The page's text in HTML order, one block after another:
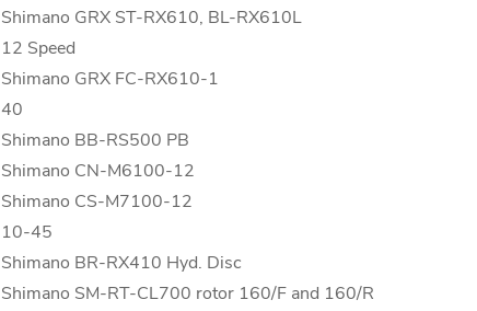
Shimano GRX ST-RX610, BL-RX610L
12 Speed
Shimano GRX FC-RX610-1
40
Shimano BB-RS500 PB
Shimano CN-M6100-12
Shimano CS-M7100-12
10-45
Shimano BR-RX410 Hyd. Disc
Shimano SM-RT-CL700 rotor 160/F and 160/R